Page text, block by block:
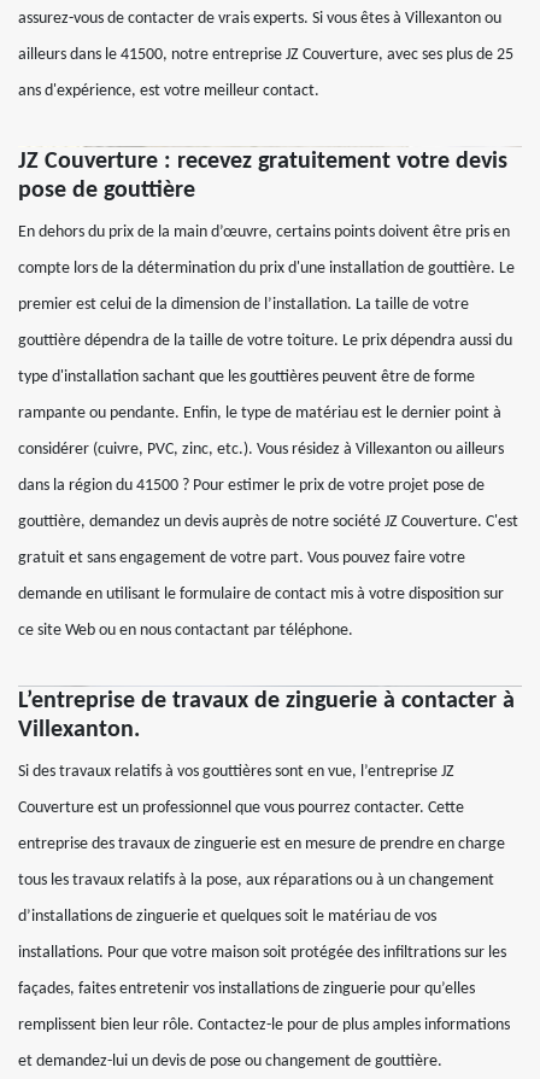
assurez-vous de contacter de vrais experts. Si vous êtes à Villexanton ou
ailleurs dans le 41500, notre entreprise JZ Couverture, avec ses plus de 25
ans d'expérience, est votre meilleur contact.
JZ Couverture : recevez gratuitement votre devis
pose de gouttière
En dehors du prix de la main d’œuvre, certains points doivent être pris en
compte lors de la détermination du prix d'une installation de gouttière. Le
premier est celui de la dimension de l’installation. La taille de votre
gouttière dépendra de la taille de votre toiture. Le prix dépendra aussi du
type d'installation sachant que les gouttières peuvent être de forme
rampante ou pendante. Enfin, le type de matériau est le dernier point à
considérer (cuivre, PVC, zinc, etc.). Vous résidez à Villexanton ou ailleurs
dans la région du 41500 ? Pour estimer le prix de votre projet pose de
gouttière, demandez un devis auprès de notre société JZ Couverture. C'est
gratuit et sans engagement de votre part. Vous pouvez faire votre
demande en utilisant le formulaire de contact mis à votre disposition sur
ce site Web ou en nous contactant par téléphone.
L’entreprise de travaux de zinguerie à contacter à
Villexanton.
Si des travaux relatifs à vos gouttières sont en vue, l’entreprise JZ
Couverture est un professionnel que vous pourrez contacter. Cette
entreprise des travaux de zinguerie est en mesure de prendre en charge
tous les travaux relatifs à la pose, aux réparations ou à un changement
d’installations de zinguerie et quelques soit le matériau de vos
installations. Pour que votre maison soit protégée des infiltrations sur les
façades, faites entretenir vos installations de zinguerie pour qu’elles
remplissent bien leur rôle. Contactez-le pour de plus amples informations
et demandez-lui un devis de pose ou changement de gouttière.